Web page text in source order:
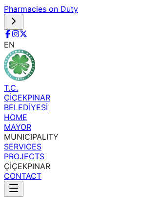
Pharmacies on Duty
EN
T.C.
ÇİÇEKPINAR
BELEDİYESİ
HOME
MAYOR
MUNICIPALITY
SERVICES
PROJECTS
ÇİÇEKPINAR
CONTACT